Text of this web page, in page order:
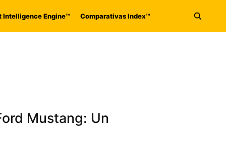
Intelligence Engine™ Comparativas Index™
Abrir
Mustang: Un